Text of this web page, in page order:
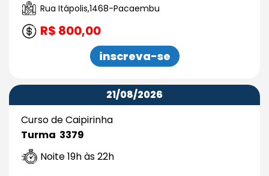
Rua Itápolis,1468-Pacaembu
R$ 800,00
inscreva-se
21/08/2026
Curso de Caipirinha
Turma 3379
Noite 19h às 22h